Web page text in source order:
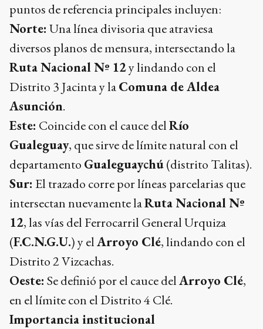
puntos de referencia principales incluyen:
Norte: Una línea divisoria que atraviesa
diversos planos de mensura, intersectando la
Ruta Nacional Nº 12y lindando con el
Distrito 3 Jacinta y laComuna de Aldea
Asunción.
Este: Coincide con el cauce delRío
Gualeguay, que sirve de límite natural con el
departamento Gualeguaychú(distrito Talitas).
Sur: El trazado corre por líneas parcelarias que
intersectan nuevamente laRuta Nacional Nº
12, las vías del Ferrocarril General Urquiza
(F.C.N.G.U.) y elArroyo Clé, lindando con el
Distrito 2 Vizcachas.
Oeste: Se definió por el cauce delArroyo Clé,
en el límite con el Distrito 4 Clé.
Importancia institucional